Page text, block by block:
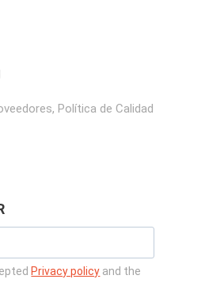
Política de Calidad
Privacy policy and the